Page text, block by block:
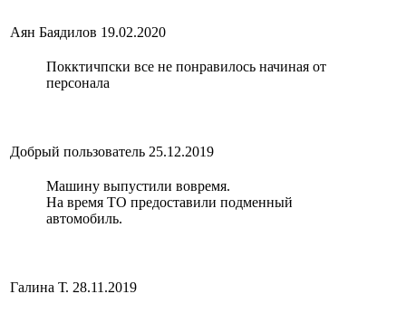
Аян Баядилов 19.02.2020
Покктичпски все не понравилось начиная от
персонала
Добрый пользователь 25.12.2019
Машину выпустили вовремя.
На время ТО предоставили подменный
автомобиль.
Галина Т. 28.11.2019